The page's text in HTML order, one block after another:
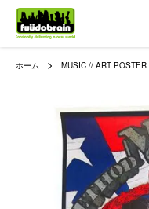
ホーム MUSIC // ART POSTER